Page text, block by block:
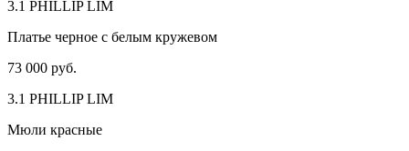
3.1 PHILLIP LIM
Платье черное с белым кружевом
73 000 руб.
3.1 PHILLIP LIM
Мюли красные